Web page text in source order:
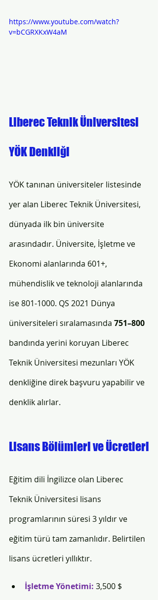
https://www.youtube.com/watch?
v=bCGRXKxW4aM
Liberec Teknik Üniversitesi
YÖK Denkliği
YÖK tanınan üniversiteler listesinde
yer alan Liberec Teknik Üniversitesi,
dünyada ilk bin üniversite
arasındadır. Üniversite, İşletme ve
Ekonomi alanlarında 601+,
mühendislik ve teknoloji alanlarında
ise 801-1000. QS 2021 Dünya
üniversiteleri sıralamasında 751–800
bandında yerini koruyan Liberec
Teknik Üniversitesi mezunları YÖK
denkliğine direk başvuru yapabilir ve
denklik alırlar.
Lisans Bölümleri ve Ücretleri
Eğitim dili İngilizce olan Liberec
Teknik Üniversitesi lisans
programlarının süresi 3 yıldır ve
eğitim türü tam zamanlıdır. Belirtilen
lisans ücretleri yıllıktır.
İşletme Yönetimi: 3,500 $